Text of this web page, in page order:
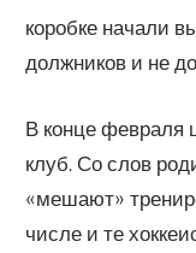
коробке начали
должников и не
В конце февраля
клуб. Со слов
«мешают»
числе и те